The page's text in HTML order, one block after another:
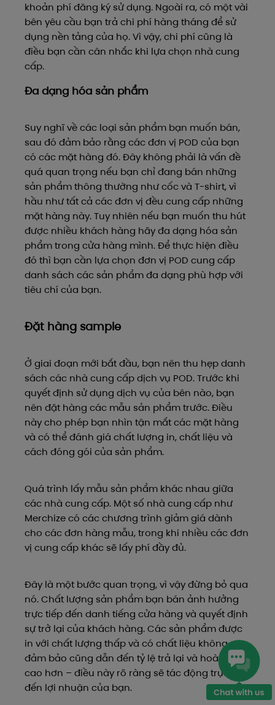
khoản phí đăng ký sử dụng. Ngoài ra, có một vài
bên yêu cầu bạn trả chi phí hàng tháng để sử
dụng nền tảng của họ. Vì vậy, chi phí cũng là
điều bạn cần cân nhắc khi lựa chọn nhà cung
cấp.
Đa dạng hóa sản phẩm
Suy nghĩ về các loại sản phẩm bạn muốn bán,
sau đó đảm bảo rằng các đơn vị POD của bạn
có các mặt hàng đó. Đây không phải là vấn đề
quá quan trọng nếu bạn chỉ đang bán những
sản phẩm thông thường như cốc và T-shirt, vì
hầu như tất cả các đơn vị đều cung cấp những
mặt hàng này. Tuy nhiên nếu bạn muốn thu hút
được nhiều khách hàng hãy đa dạng hóa sản
phẩm trong cửa hàng mình. Để thực hiện điều
đó thì bạn cần lựa chọn đơn vị POD cung cấp
danh sách các sản phẩm đa dạng phù hợp với
tiêu chí của bạn.
Đặt hàng sample
Ở giai đoạn mới bắt đầu, bạn nên thu hẹp danh
sách các nhà cung cấp dịch vụ POD. Trước khi
quyết định sử dụng dịch vụ của bên nào, bạn
nên đặt hàng các mẫu sản phẩm trước. Điều
này cho phép bạn nhìn tận mắt các mặt hàng
và có thể đánh giá chất lượng in, chất liệu và
cách đóng gói của sản phẩm.
Quá trình lấy mẫu sản phẩm khác nhau giữa
các nhà cung cấp. Một số nhà cung cấp như
Merchize có các chương trình giảm giá dành
cho các đơn hàng mẫu, trong khi nhiều các đơn
vị cung cấp khác sẽ lấy phí đầy đủ.
Đây là một bước quan trọng, vì vậy đừng bỏ qua
nó. Chất lượng sản phẩm bạn bán ảnh hưởng
trực tiếp đến danh tiếng cửa hàng và quyết định
sự trở lại của khách hàng. Các sản phẩm được
in với chất lượng thấp và có chất liệu không
đảm bảo cũng dẫn đến tỷ lệ trả lại và hoàn tiền
cao hơn – điều này rõ ràng sẽ tác động trực tiếp
đến lợi nhuận của bạn.